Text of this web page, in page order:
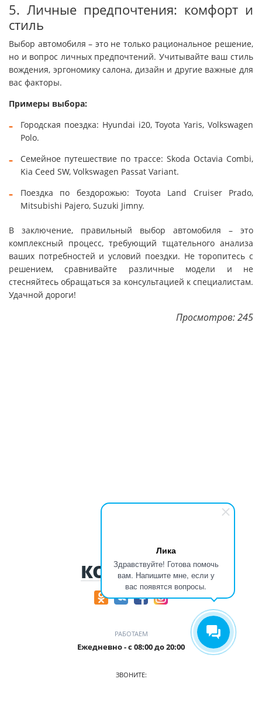
Лика
Здравствуйте! Готова помочь
вам. Напишите мне, если у
вас появятся вопросы.
5. Личные предпочтения: комфорт и
стиль
Выбор автомобиля – это не только рациональное решение,
но и вопрос личных предпочтений. Учитывайте ваш стиль
вождения, эргономику салона, дизайн и другие важные для
вас факторы.
Примеры выбора:
Городская поездка: Hyundai i20, Toyota Yaris, Volkswagen
Polo.
Семейное путешествие по трассе: Skoda Octavia Combi,
Kia Ceed SW, Volkswagen Passat Variant.
Поездка по бездорожью: Toyota Land Cruiser Prado,
Mitsubishi Pajero, Suzuki Jimny.
В заключение, правильный выбор автомобиля – это
комплексный процесс, требующий тщательного анализа
ваших потребностей и условий поездки. Не торопитесь с
решением, сравнивайте различные модели и не
стесняйтесь обращаться за консультацией к специалистам.
Удачной дороги!
Просмотров: 245
КОНТАКТЫ
РАБОТАЕМ
Ежедневно - с 08:00 до 20:00
ЗВОНИТЕ: